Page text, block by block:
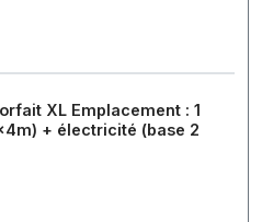
XL Emplacement : 1
+ électricité (base 2